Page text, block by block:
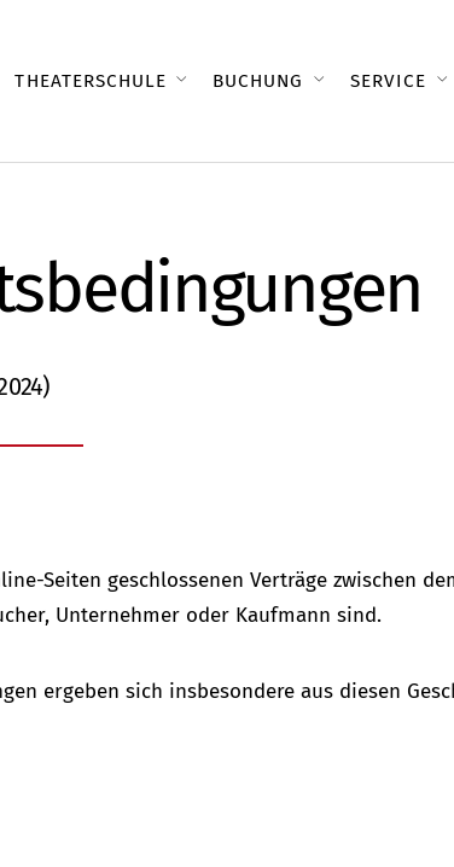
THEATERSCHULE BUCHUNG SERVICE
Seiten geschlossenen Verträge zwischen
Unternehmer oder Kaufmann sind.
ergeben sich insbesondere aus diesen